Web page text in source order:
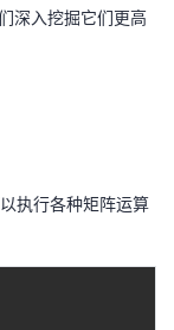
深入挖掘它们更高
执行各种矩阵运算